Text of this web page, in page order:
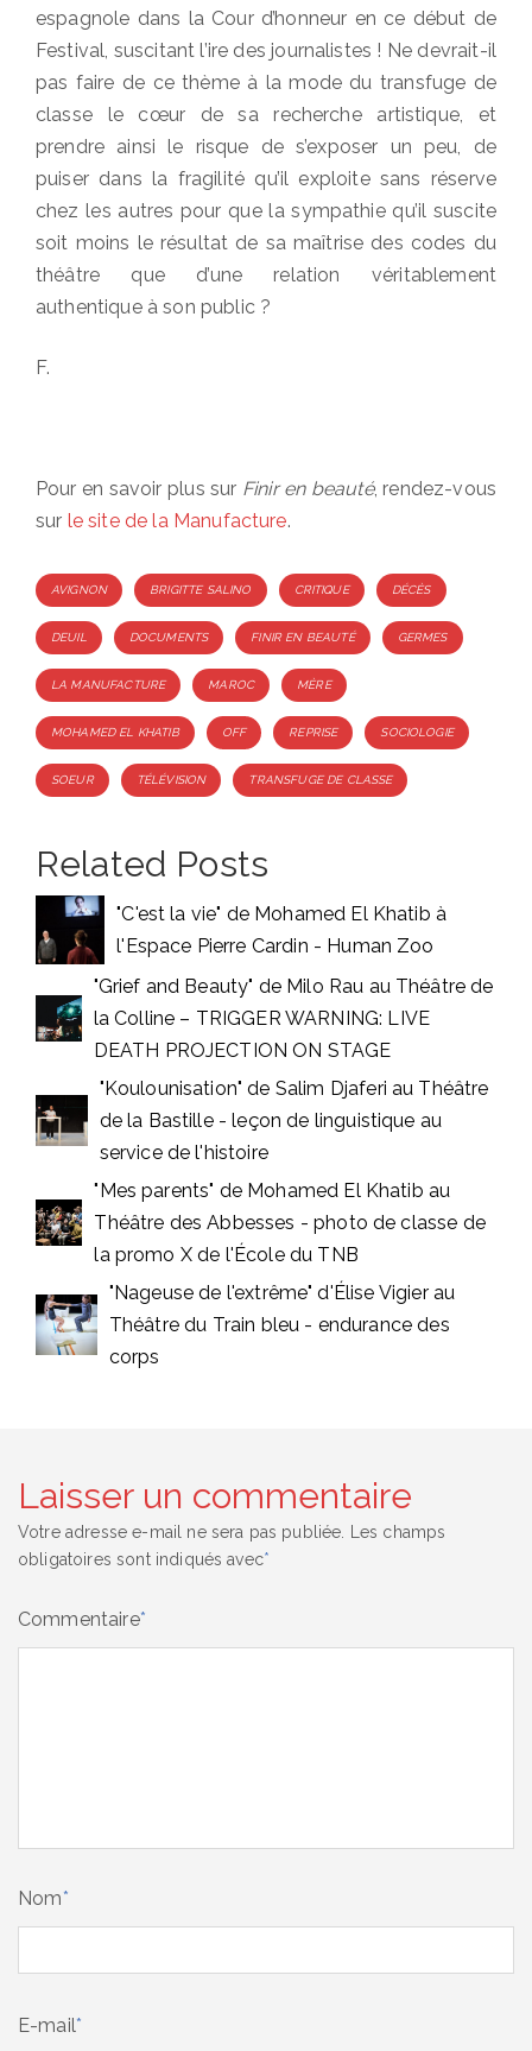
espagnole dans la Cour d’honneur en ce début de
Festival, suscitant l’ire des journalistes ! Ne devrait-il
pas faire de ce thème à la mode du transfuge de
classe le cœur de sa recherche artistique, et
prendre ainsi le risque de s’exposer un peu, de
puiser dans la fragilité qu’il exploite sans réserve
chez les autres pour que la sympathie qu’il suscite
soit moins le résultat de sa maîtrise des codes du
théâtre que d’une relation véritablement
authentique à son public ?
F.
Pour en savoir plus sur Finir en beauté, rendez-vous
sur le site de la Manufacture.
Tags
AVIGNON BRIGITTE SALINO CRITIQUE DÉCÈS
DEUIL DOCUMENTS FINIR EN BEAUTÉ GERMES
LA MANUFACTURE MAROC MÈRE
MOHAMED EL KHATIB OFF REPRISE SOCIOLOGIE
SOEUR TÉLÉVISION TRANSFUGE DE CLASSE
Related Posts
"C'est la vie" de Mohamed El Khatib à
l'Espace Pierre Cardin - Human Zoo
"Grief and Beauty" de Milo Rau au Théâtre de
la Colline – TRIGGER WARNING: LIVE
DEATH PROJECTION ON STAGE
"Koulounisation" de Salim Djaferi au Théâtre
de la Bastille - leçon de linguistique au
service de l'histoire
"Mes parents" de Mohamed El Khatib au
Théâtre des Abbesses - photo de classe de
la promo X de l'École du TNB
"Nageuse de l'extrême" d'Élise Vigier au
Théâtre du Train bleu - endurance des
corps
Laisser un commentaire
Votre adresse e-mail ne sera pas publiée.
Les champs
obligatoires sont indiqués avec*
Commentaire*
Nom*
E-mail*